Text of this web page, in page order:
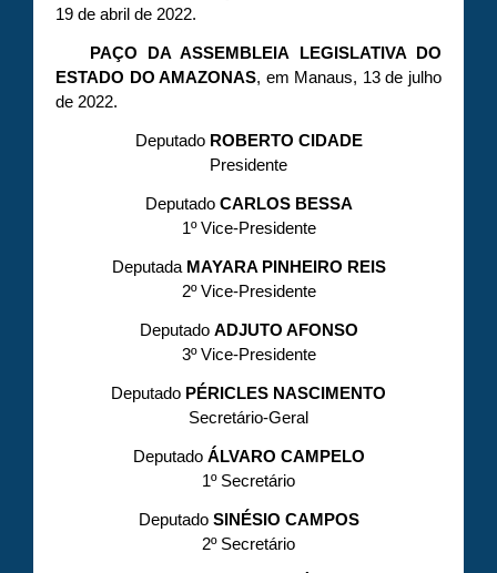
19 de abril de 2022.
PAÇO DA ASSEMBLEIA LEGISLATIVA DO
ESTADO DO AMAZONAS, em Manaus, 13 de julho
de 2022.
DeputadoROBERTO CIDADE
Presidente
Deputado CARLOS BESSA
1º Vice-Presidente
Deputada MAYARA PINHEIRO REIS
2º Vice-Presidente
Deputado ADJUTO AFONSO
3º Vice-Presidente
Deputado PÉRICLES NASCIMENTO
Secretário-Geral
Deputado ÁLVARO CAMPELO
1º Secretário
Deputado SINÉSIO CAMPOS
2º Secretário